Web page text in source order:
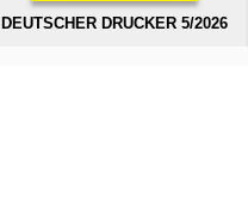
DEUTSCHER DRUCKER 5/2026